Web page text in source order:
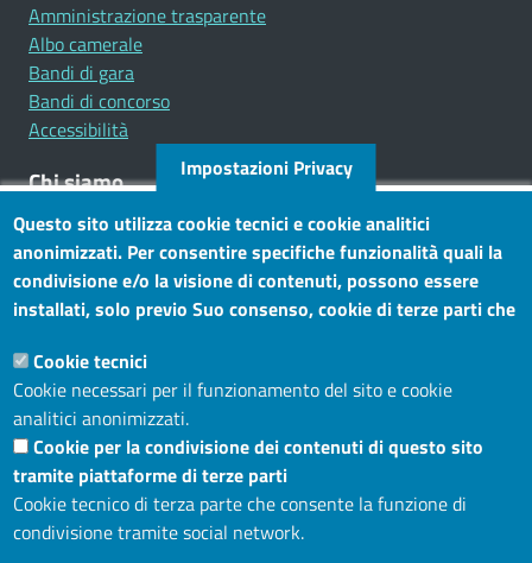
Amministrazione trasparente
Albo camerale
Bandi di gara
Bandi di concorso
Accessibilità
Chi siamo
Mission
Statuto e carta dei servizi
Social
Sito web
Accesso riservato
Mappa del sito
Impostazioni Privacy
Questo sito utilizza cookie tecnici e cookie analitici
anonimizzati. Per consentire specifiche funzionalità quali la
condivisione e/o la visione di contenuti, possono essere
installati, solo previo Suo consenso, cookie di terze parti che
questo banner, può accettare tutti i cookies, selezionare le
categorie di cookie di cui consente l’utilizzo e/o modificare le
Sue preferenze. Per vedere la Cookie Policy completa, clicchi
Maggiori informazioni
Cookie tecnici
Cookie necessari per il funzionamento del sito e cookie
analitici anonimizzati.
Cookie per la condivisione dei contenuti di questo sito
tramite piattaforme di terze parti
Cookie tecnico di terza parte che consente la funzione di
condivisione tramite social network.